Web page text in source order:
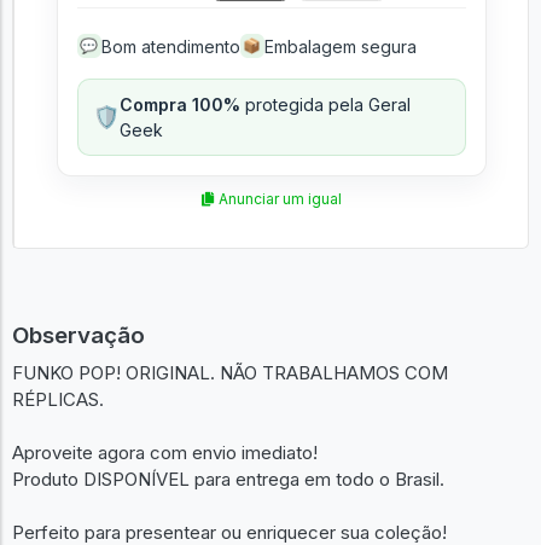
💬 Bom atendimento 📦 Embalagem segura
🛡️Compra 100% protegida pela Geral
Geek
Anunciar um igual
Observação
FUNKO POP! ORIGINAL. NÃO TRABALHAMOS COM
RÉPLICAS.
Aproveite agora com envio imediato!
Produto DISPONÍVEL para entrega em todo o Brasil.
Perfeito para presentear ou enriquecer sua coleção!